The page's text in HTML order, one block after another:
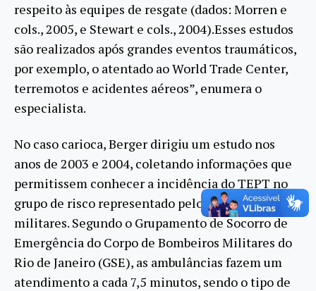
respeito às equipes de resgate (dados: Morren e
cols., 2005, e Stewart e cols., 2004).Esses estudos
são realizados após grandes eventos traumáticos,
por exemplo, o atentado ao World Trade Center,
terremotos e acidentes aéreos”, enumera o
especialista.
No caso carioca, Berger dirigiu um estudo nos
anos de 2003 e 2004, coletando informações que
permitissem conhecer a incidência do TEPT no
grupo de risco representado pelos bombeiros
militares. Segundo o Grupamento de Socorro de
Emergência do Corpo de Bombeiros Militares do
Rio de Janeiro (GSE), as ambulâncias fazem um
atendimento a cada 7,5 minutos, sendo o tipo de